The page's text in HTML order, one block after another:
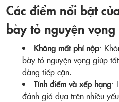
Các điểm nổi bật
bày tỏ nguyện vọng
Không mất phí nộp:
bày tỏ nguyện vọng giúp
dàng tiếp cận.
Tính điểm và xếp hạng:
đánh giá dựa trên nhiều